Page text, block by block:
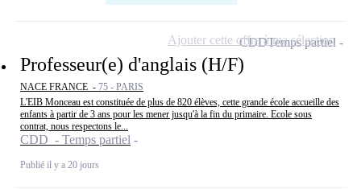
Professeur(e) d'anglais (H/F)
NACE FRANCE - 75 - PARIS
L'EIB Monceau est constituée de plus de 820 élèves, cette grande école accueille des
enfants à partir de 3 ans pour les mener jusqu'à la fin du primaire. Ecole sous
contrat, nous respectons le...
CDD - Temps partiel
Publié il y a 20 jours
CDDTemps partiel
Ajouter cette offre à ma sélection